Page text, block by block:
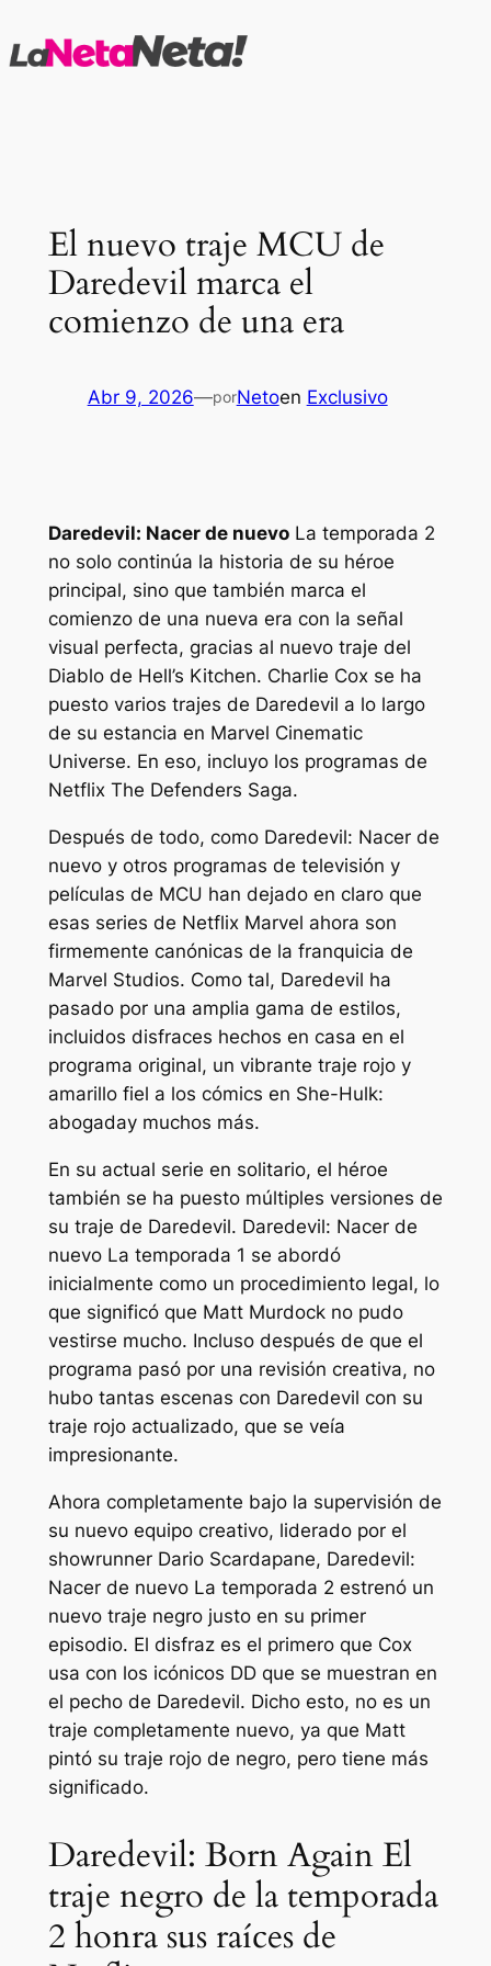
al
El nuevo traje MCU de
Daredevil marca el
comienzo de una era
Abr 9, 2026—porNetoen Exclusivo
Daredevil: Nacer de nuevoLa temporada 2
no solo continúa la historia de su héroe
principal, sino que también marca el
comienzo de una nueva era con la señal
visual perfecta, gracias al nuevo traje del
Diablo de Hell’s Kitchen. Charlie Cox se ha
puesto varios trajes de Daredevil a lo largo
de su estancia en Marvel Cinematic
Universe. En eso, incluyo los programas de
Netflix The Defenders Saga.
Después de todo, como Daredevil: Nacer de
nuevoy otros programas de televisión y
películas de MCU han dejado en claro que
esas series de Netflix Marvel ahora son
firmemente canónicas de la franquicia de
Marvel Studios. Como tal, Daredevil ha
pasado por una amplia gama de estilos,
incluidos disfraces hechos en casa en el
programa original, un vibrante traje rojo y
amarillo fiel a los cómics en She-Hulk:
abogaday muchos más.
En su actual serie en solitario, el héroe
también se ha puesto múltiples versiones de
su traje de Daredevil. Daredevil: Nacer de
nuevo La temporada 1 se abordó
inicialmente como un procedimiento legal, lo
que significó que Matt Murdock no pudo
vestirse mucho. Incluso después de que el
programa pasó por una revisión creativa, no
hubo tantas escenas con Daredevil con su
traje rojo actualizado, que se veía
impresionante.
Ahora completamente bajo la supervisión de
su nuevo equipo creativo, liderado por el
showrunner Dario Scardapane, Daredevil:
Nacer de nuevoLa temporada 2 estrenó un
nuevo traje negro justo en su primer
episodio. El disfraz es el primero que Cox
usa con los icónicos DD que se muestran en
el pecho de Daredevil. Dicho esto, no es un
traje completamente nuevo, ya que Matt
pintó su traje rojo de negro, pero tiene más
significado.
Daredevil: Born Again El
traje negro de la temporada
2 honra sus raíces de